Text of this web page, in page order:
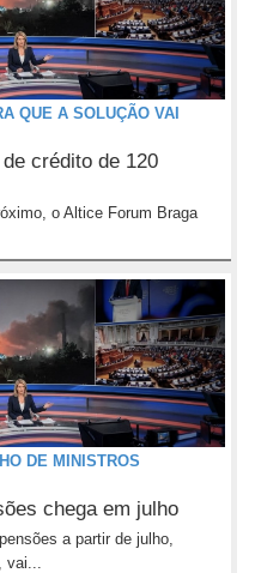
QUE A SOLUÇÃO VAI
crédito de 120
o Altice Forum Braga
DE MINISTROS
chega em julho
a partir de julho,
vai...